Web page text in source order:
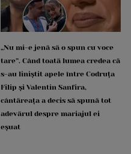
„Nu mi-e jenă să o spun cu voce
tare”. Când toată lumea credea că
s-au liniștit apele între Codruța
Filip și Valentin Sanfira,
cântăreața a decis să spună tot
adevărul despre mariajul ei
eșuat